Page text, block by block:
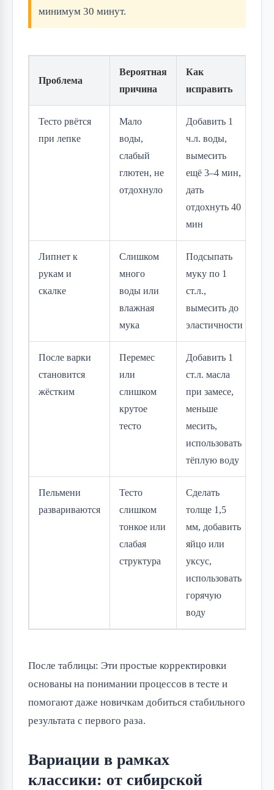
минимум 30 минут.
Проблема
Вероятная
причина
Как
исправить
Тесто рвётся
при лепке
Мало
воды,
слабый
глютен, не
отдохнуло
Добавить 1
ч.л. воды,
вымесить
ещё 3–4 мин,
дать
отдохнуть 40
мин
Липнет к
рукам и
скалке
Слишком
много
воды или
влажная
мука
Подсыпать
муку по 1
ст.л.,
вымесить до
эластичности
После варки
становится
жёстким
Перемес
или
слишком
крутое
тесто
Добавить 1
ст.л. масла
при замесе,
меньше
месить,
использовать
тёплую воду
Пельмени
развариваются
Тесто
слишком
тонкое или
слабая
структура
Сделать
толще 1,5
мм, добавить
яйцо или
уксус,
использовать
горячую
воду
После таблицы: Эти простые корректировки
основаны на понимании процессов в тесте и
помогают даже новичкам добиться стабильного
результата с первого раза.
Вариации в рамках
классики: от сибирской